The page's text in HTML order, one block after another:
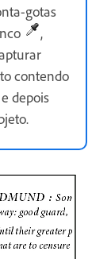
gotas
,
contendo
depois